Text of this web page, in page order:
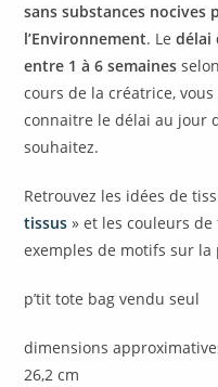
sans substances nocives
l’Environnement. Ledélai
entre 1 à 6 semaines
cours de la créatrice,
connaitre le délai au jour
souhaitez.
Retrouvez les idées de
tissus » et les couleurs de
exemples de motifs sur la
p’tit tote bag vendu seul
dimensions
26,2 cm